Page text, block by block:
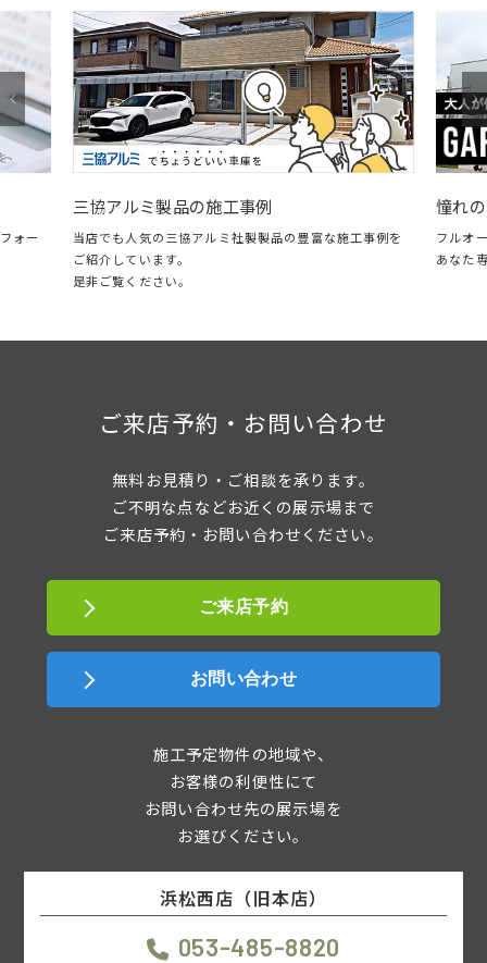
ォー
三協アルミ製品の施工事例
当店でも人気の三協アルミ社製製品の豊富な施工事例を
ご紹介しています。
是非ご覧ください。
憧れ
フルオ
あなた
ご来店予約・お問い合わせ
無料お見積り・ご相談を承ります。
ご不明な点などお近くの展示場まで
ご来店予約・お問い合わせください。
ご来店予約
お問い合わせ
施工予定物件の地域や、
お客様の利便性にて
お問い合わせ先の展示場を
お選びください。
浜松西店（旧本店）
053-485-8820